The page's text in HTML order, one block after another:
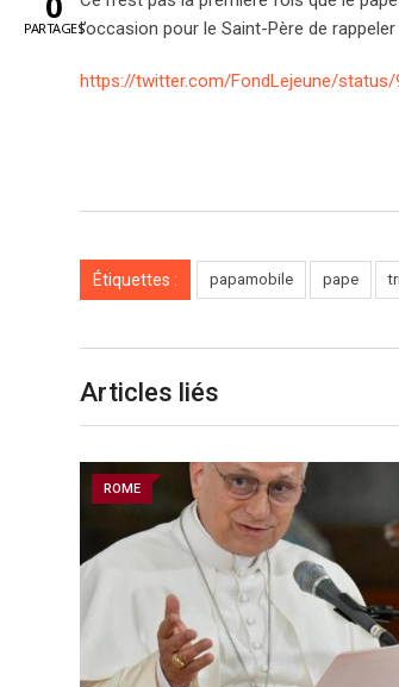
l’occasion pour le Saint-Père de
https://twitter.com/FondLejeune/status/
Étiquettes : papamobile pape
Articles liés
ROME
PARTAGES